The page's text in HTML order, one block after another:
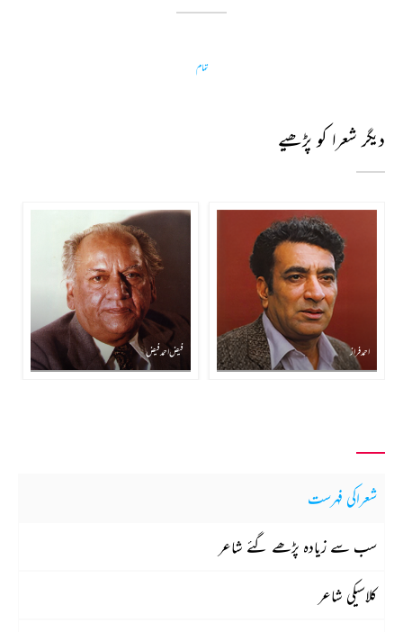
تمام
دیگر شعرا کو پڑھیے
احمد فراز فیض احمد فیض
شعراکی فہرست
سب سے زیادہ پڑھے گئے شاعر
کلاسیکی شاعر